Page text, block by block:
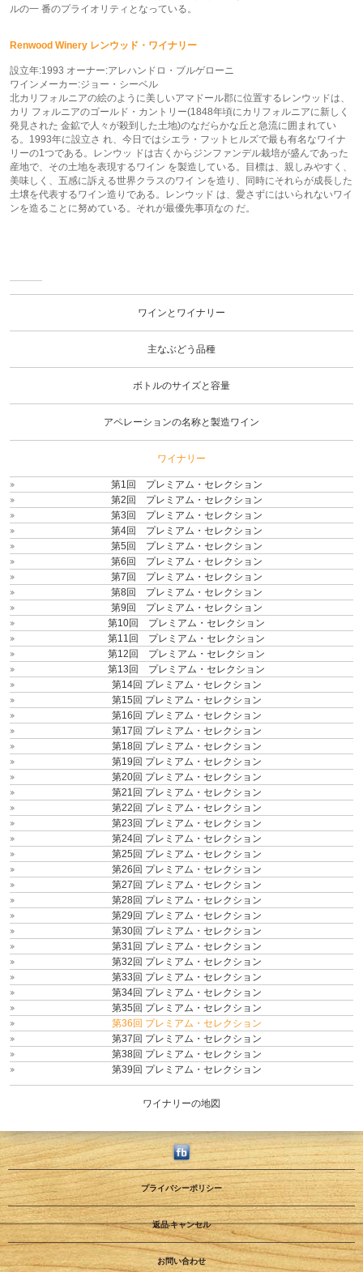
ルの一 番のプライオリティとなっている。
Renwood Winery レンウッド・ワイナリー
設立年:1993 オーナー:アレハンドロ・ブルゲローニ
ワインメーカー:ジョー・シーベル
北カリフォルニアの絵のように美しいアマドール郡に位置するレンウッドは、
カリ フォルニアのゴールド・カントリー(1848年頃にカリフォルニアに新しく
発見された 金鉱で人々が殺到した土地)のなだらかな丘と急流に囲まれてい
る。1993年に設立さ れ、今日ではシエラ・フットヒルズで最も有名なワイナ
リーの1つである。レンウッ ドは古くからジンファンデル栽培が盛んであった
産地で、その土地を表現するワイン を製造している。目標は、親しみやすく、
美味しく、五感に訴える世界クラスのワイ ンを造り、同時にそれらが成長した
土壌を代表するワイン造りである。レンウッド は、愛さずにはいられないワイ
ンを造ることに努めている。それが最優先事項なの だ。
ワイ
ンと
ワインとワイナリー
主なぶどう品種
ボトルのサイズと容量
アペレーションの名称と製造ワイン
ワイナリー
第1回 プレミアム・セレクション
第2回 プレミアム・セレクション
第3回 プレミアム・セレクション
第4回 プレミアム・セレクション
第5回 プレミアム・セレクション
第6回 プレミアム・セレクション
第7回 プレミアム・セレクション
第8回 プレミアム・セレクション
第9回 プレミアム・セレクション
第10回 プレミアム・セレクション
第11回 プレミアム・セレクション
第12回 プレミアム・セレクション
第13回 プレミアム・セレクション
第14回 プレミアム・セレクション
第15回 プレミアム・セレクション
第16回 プレミアム・セレクション
第17回 プレミアム・セレクション
第18回 プレミアム・セレクション
第19回 プレミアム・セレクション
第20回 プレミアム・セレクション
第21回 プレミアム・セレクション
第22回 プレミアム・セレクション
第23回 プレミアム・セレクション
第24回 プレミアム・セレクション
第25回 プレミアム・セレクション
第26回 プレミアム・セレクション
第27回 プレミアム・セレクション
第28回 プレミアム・セレクション
第29回 プレミアム・セレクション
第30回 プレミアム・セレクション
第31回 プレミアム・セレクション
第32回 プレミアム・セレクション
第33回 プレミアム・セレクション
第34回 プレミアム・セレクション
第35回 プレミアム・セレクション
第36回 プレミアム・セレクション
第37回 プレミアム・セレクション
第38回 プレミアム・セレクション
第39回 プレミアム・セレクション
ワイナリーの地図
プライバシーポリシー
返品·キャンセル
お問い合わせ